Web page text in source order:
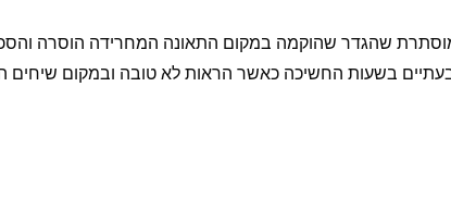
שהגדר שהוקמה במקום התאונה המחרידה הוסרה
בשעות החשיכה כאשר הראות לא טובה ובמקום שיחים